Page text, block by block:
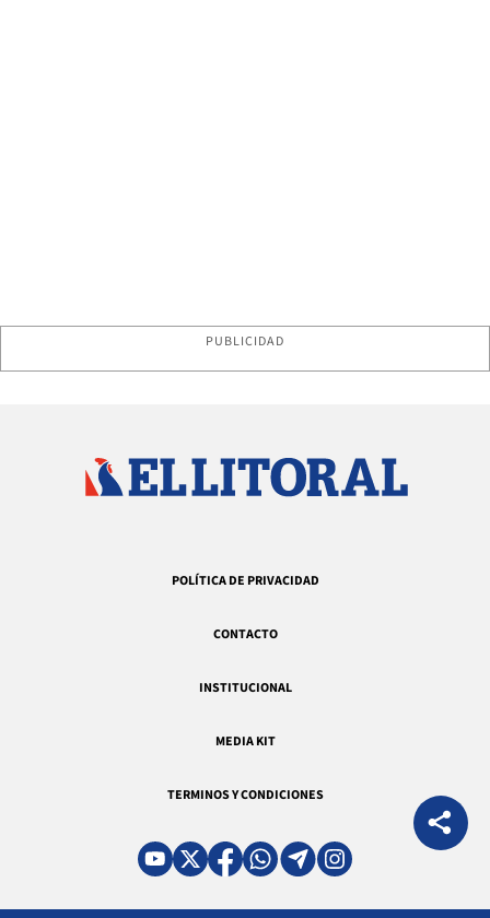
PUBLICIDAD
POLÍTICA DE PRIVACIDAD
CONTACTO
INSTITUCIONAL
MEDIA KIT
TERMINOS Y CONDICIONES